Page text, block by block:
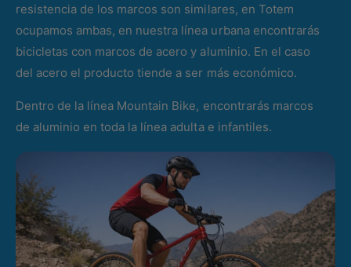
resistencia de los marcos son similares, en Totem
ocupamos ambas, en nuestra línea urbana encontrarás
bicicletas con marcos de acero y aluminio. En el caso
del acero el producto tiende a ser más económico.
Dentro de la línea Mountain Bike, encontrarás marcos
de aluminio en toda la línea adulta e infantiles.